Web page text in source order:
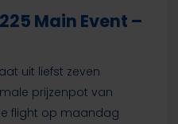
Main Event –
uit liefst zeven
prijzenpot van
flight op maandag